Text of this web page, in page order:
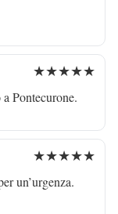
★★★★★
Pontecurone.
★★★★★
un’urgenza.